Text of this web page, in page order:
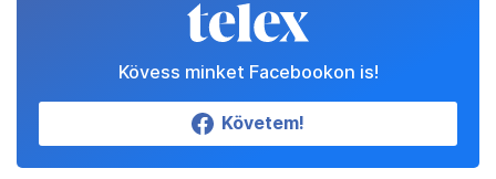
Kövess minket Facebookon is!
Követem!